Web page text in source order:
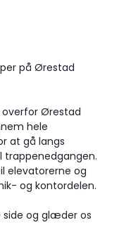
på Ørestad
overfor Ørestad
hele
at gå langs
trappenedgangen.
elevatorerne og
og kontordelen.
side og glæder os